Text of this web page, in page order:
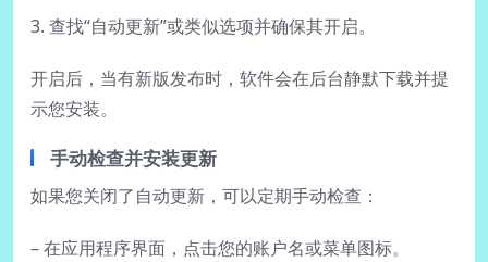
3. 查找“自动更新”或类似选项并确保其开启。
开启后，当有新版发布时，软件会在后台静默下载并提
示您安装。
手动检查并安装更新
如果您关闭了自动更新，可以定期手动检查：
– 在应用程序界面，点击您的账户名或菜单图标。